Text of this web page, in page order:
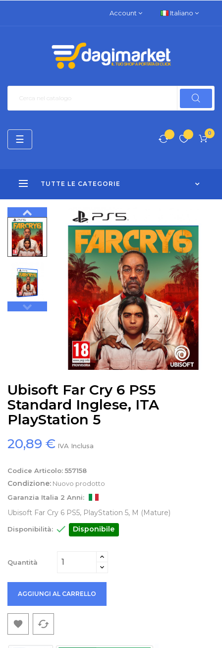
Account Italiano
0
TUTTE LE CATEGORIE
navigazione
Toggle
☰
Ubisoft Far Cry 6 PS5
Standard Inglese, ITA
PlayStation 5
20,89 € IVA Inclusa
Codice Articolo: 557158
Condizione: Nuovo prodotto
Garanzia Italia 2 Anni:
Ubisoft Far Cry 6 PS5, PlayStation 5, M (Mature)
Disponibilità:  Disponibile
Quantità
AGGIUNGI AL CARRELLO
 cached